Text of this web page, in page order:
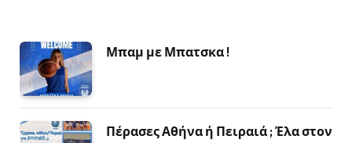
Μπαμ με Μπατσκα !
Πέρασες Αθήνα ή Πειραιά ; Έλα στον